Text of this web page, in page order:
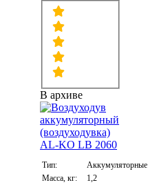
В архиве
Тип:
Аккумуляторные
Масса, кг:
1,2